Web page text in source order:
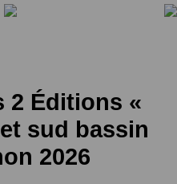
2 Éditions «
sud bassin
2026